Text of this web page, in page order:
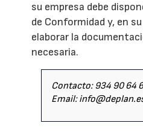
su empresa debe
de Conformidad y, en
elaborar la
necesaria.
Contacto: 934 90 64
Email: